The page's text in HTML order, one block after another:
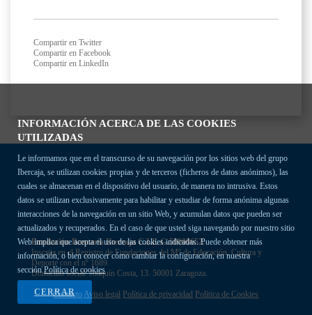
INFORMACIÓN ACERCA DE LAS COOKIES
UTILIZADAS
Le informamos que en el transcurso de su navegación por los sitios web del grupo
Ibercaja, se utilizan cookies propias y de terceros (ficheros de datos anónimos), las
cuales se almacenan en el dispositivo del usuario, de manera no intrusiva. Estos
datos se utilizan exclusivamente para habilitar y estudiar de forma anónima algunas
interacciones de la navegación en un sitio Web, y acumulan datos que pueden ser
actualizados y recuperados. En el caso de que usted siga navegando por nuestro sitio
Web implica que acepta el uso de las cookies indicadas. Puede obtener más
información, o bien conocer cómo cambiar la configuración, en nuestra
secciónPolítica de cookies
CERRAR
Compartir en Twitter
Compartir en Facebook
Compartir en LinkedIn
Fundación Bancaria Ibercaja C.I.F. G-50000652.
Inscrita en el Registro de Fundaciones del Mº de Educación, Cultura y
Deporte con el nº 1689.
Domicilio social: Joaquín Costa, 13. 50001 Zaragoza.
ContactoAviso legal Política de privacidad Política de Cookies